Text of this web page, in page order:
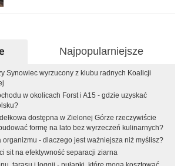
Najpopularniejsze
Synowiec wyrzucony z klubu radnych Koalicji
w okolicach Forst i A15 - gdzie uzyskać
dostępna w Zielonej Górze rzeczywiście
formę na lato bez wyrzeczeń kulinarnych?
organizmu - dlaczego jest ważniejsza niż myślisz?
sit na efektywność separacji ziarna